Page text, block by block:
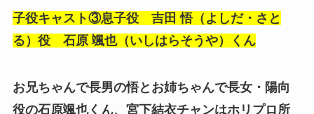
子役キャスト③息子役 吉田 悟（よしだ・さと
る）役 石原 颯也（いしはらそうや）くん
お兄ちゃんで長男の悟とお姉ちゃんで長女・陽向
役の石原颯也くん、宮下結衣チャンはホリプロ所